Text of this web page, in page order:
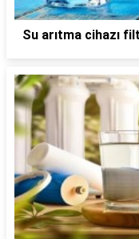
Su arıtma cihazı